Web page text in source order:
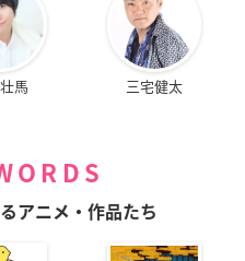
馬 三宅健太
アニメ・作品たち